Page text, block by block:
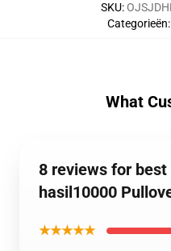
SKU:
Categorieën:
What
8 reviews for
hasil10000
★★★★★